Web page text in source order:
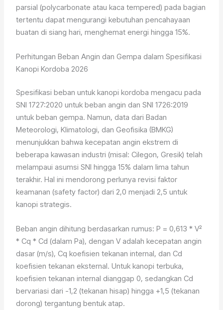
parsial (polycarbonate atau kaca tempered) pada bagian
tertentu dapat mengurangi kebutuhan pencahayaan
buatan di siang hari, menghemat energi hingga 15%.
Perhitungan Beban Angin dan Gempa dalam Spesifikasi
Kanopi Kordoba 2026
Spesifikasi beban untuk kanopi kordoba mengacu pada
SNI 1727:2020 untuk beban angin dan SNI 1726:2019
untuk beban gempa. Namun, data dari Badan
Meteorologi, Klimatologi, dan Geofisika (BMKG)
menunjukkan bahwa kecepatan angin ekstrem di
beberapa kawasan industri (misal: Cilegon, Gresik) telah
melampaui asumsi SNI hingga 15% dalam lima tahun
terakhir. Hal ini mendorong perlunya revisi faktor
keamanan (safety factor) dari 2,0 menjadi 2,5 untuk
kanopi strategis.
Beban angin dihitung berdasarkan rumus: P = 0,613 * V²
* Cq * Cd (dalam Pa), dengan V adalah kecepatan angin
dasar (m/s), Cq koefisien tekanan internal, dan Cd
koefisien tekanan eksternal. Untuk kanopi terbuka,
koefisien tekanan internal dianggap 0, sedangkan Cd
bervariasi dari -1,2 (tekanan hisap) hingga +1,5 (tekanan
dorong) tergantung bentuk atap.